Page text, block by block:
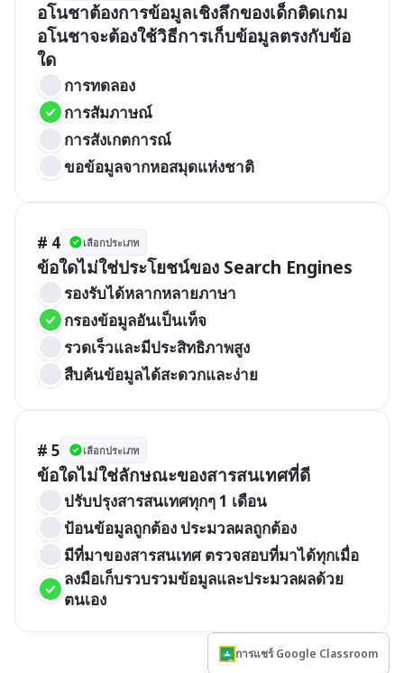
อโนชาต้องการข้อมูลเชิงลึกของเด็กติดเกม
อโนชาจะต้องใช้วิธีการเก็บข้อมูลตรงกับข้อ
ใด
การทดลอง
การสัมภาษณ์
การสังเกตการณ์
ขอข้อมูลจากหอสมุดแห่งชาติ
# 4 เลือกประเภท
ข้อใดไม่ใช่ประโยชน์ของ Search Engines
รองรับได้หลากหลายภาษา
กรองข้อมูลอันเป็นเท็จ
รวดเร็วและมีประสิทธิภาพสูง
สืบค้นข้อมูลได้สะดวกและง่าย
# 5 เลือกประเภท
ข้อใดไม่ใช่ลักษณะของสารสนเทศที่ดี
ปรับปรุงสารสนเทศทุกๆ 1 เดือน
ป้อนข้อมูลถูกต้อง ประมวลผลถูกต้อง
มีที่มาของสารสนเทศ ตรวจสอบที่มาได้ทุกเมื่อ
ลงมือเก็บรวบรวมข้อมูลและประมวลผลด้วย
ตนเอง
การแชร์ Google Classroom